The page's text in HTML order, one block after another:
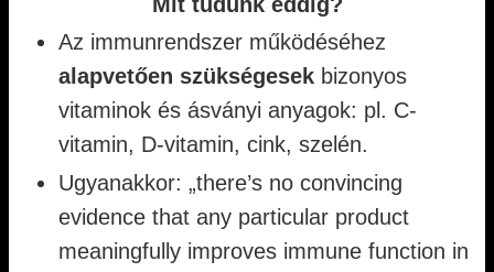
Az immunrendszer működéséhez
alapvetően szükségesek bizonyos
vitaminok és ásványi anyagok: pl. C-
vitamin, D-vitamin, cink, szelén.
Ugyanakkor: „there’s no convincing
evidence that any particular product
meaningfully improves immune function in